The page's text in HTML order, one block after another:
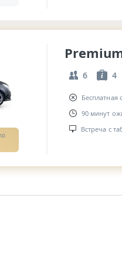
6 4
Бесплатная
90 минут
Встреча с